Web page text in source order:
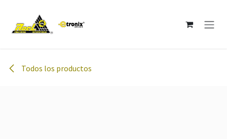
Todos los productos